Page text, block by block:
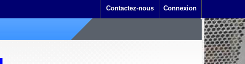
Connexion
Contactez-nous